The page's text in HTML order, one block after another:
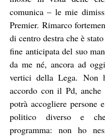
comunica – le mie
Premier. Rimarco
di centro destra che è
fine anticipata del suo
da me né, ancora ad
vertici della Lega. Non
accordo con il Pd,
potrà accogliere persone
politico diverso e
programma: non ho